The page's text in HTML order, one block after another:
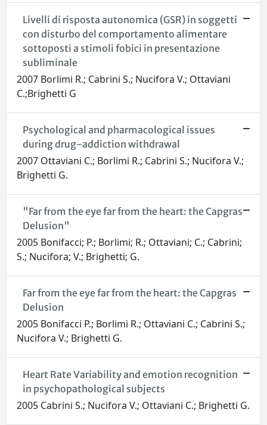
Livelli di risposta autonomica (GSR) in soggetti
con disturbo del comportamento alimentare
sottoposti a stimoli fobici in presentazione
subliminale
2007 Borlimi R.; Cabrini S.; Nucifora V.; Ottaviani
C.;Brighetti G
Psychological and pharmacological issues
during drug-addiction withdrawal
2007 Ottaviani C.; Borlimi R.; Cabrini S.; Nucifora V.;
Brighetti G.
"Far from the eye far from the heart: the Capgras
Delusion"
2005 Bonifacci; P.; Borlimi; R.; Ottaviani; C.; Cabrini;
S.; Nucifora; V.; Brighetti; G.
Far from the eye far from the heart: the Capgras
Delusion
2005 Bonifacci P.; Borlimi R.; Ottaviani C.; Cabrini S.;
Nucifora V.; Brighetti G.
Heart Rate Variability and emotion recognition
in psychopathological subjects
2005 Cabrini S.; Nucifora V.; Ottaviani C.; Brighetti G.